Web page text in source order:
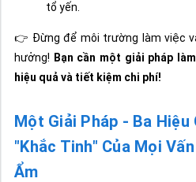
tổ yến.
👉 Đừng để môi trường làm việc
hưởng! Bạn cần một giải pháp
hiệu quả và tiết kiệm chi phí!
Một Giải Pháp - Ba Hiệu
"Khắc Tinh" Của Mọi
Ẩm